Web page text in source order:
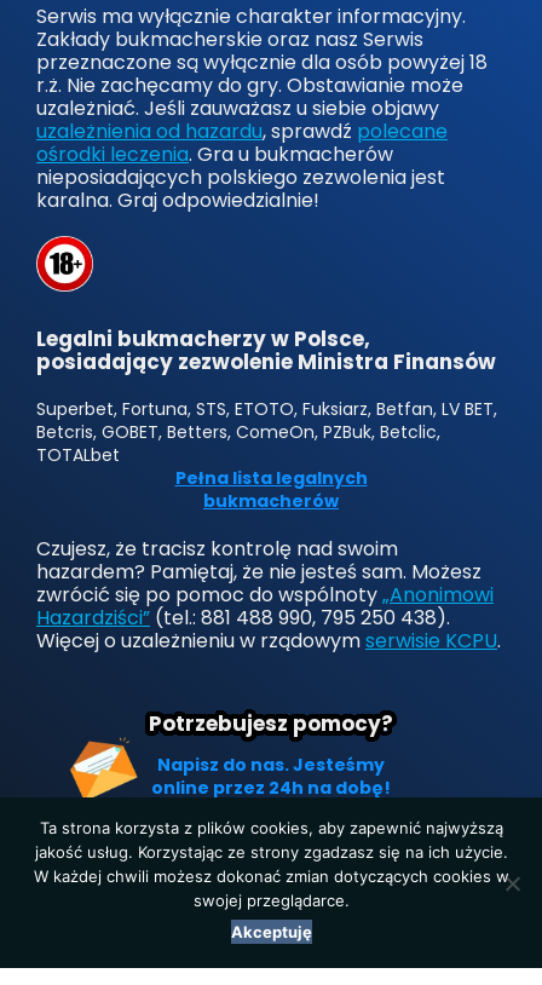
Serwis ma wyłącznie charakter informacyjny.
Zakłady bukmacherskie oraz nasz Serwis
przeznaczone są wyłącznie dla osób powyżej 18
r.ż. Nie zachęcamy do gry. Obstawianie może
uzależniać. Jeśli zauważasz u siebie objawy
uzależnienia od hazardu, sprawdź polecane
ośrodki leczenia. Gra u bukmacherów
nieposiadających polskiego zezwolenia jest
karalna. Graj odpowiedzialnie!
Legalni bukmacherzy w Polsce,
posiadający zezwolenie Ministra Finansów
Superbet, Fortuna, STS, ETOTO, Fuksiarz, Betfan, LV BET,
Betcris, GOBET, Betters, ComeOn, PZBuk, Betclic,
TOTALbet
Pełna lista legalnych
bukmacherów
Czujesz, że tracisz kontrolę nad swoim
hazardem? Pamiętaj, że nie jesteś sam. Możesz
zwrócić się po pomoc do wspólnoty„Anonimowi
Hazardziści” (tel.: 881 488 990, 795 250 438).
Więcej o uzależnieniu w rządowymserwisie KCPU.
Potrzebujesz pomocy?
Napisz do nas. Jesteśmy
online przez 24h na dobę!
Strona główna|Polityka prywatności|O nas| Kontakt
Copyright © 2019-2025. Wszelkie prawa zastrzeżone.
LegalnyBukmacher.pl
Ta strona korzysta z plików cookies, aby zapewnić najwyższą
jakość usług. Korzystając ze strony zgadzasz się na ich użycie.
W każdej chwili możesz dokonać zmian dotyczących cookies w
swojej przeglądarce.
Akceptuję